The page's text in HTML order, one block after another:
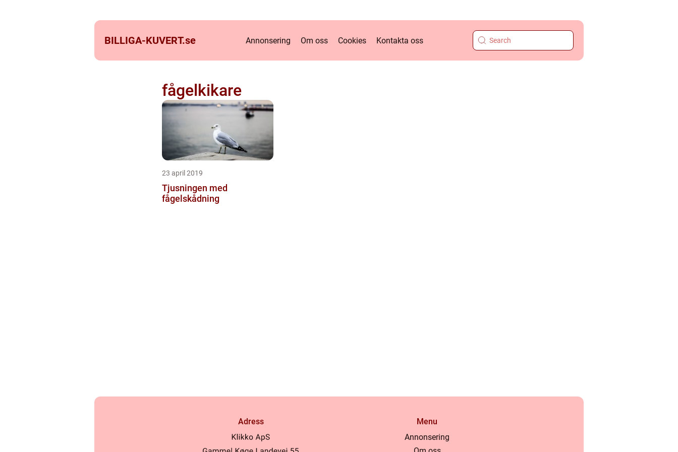
BILLIGA-KUVERT.se Annonsering Om oss Cookies Kontakta oss
fågelkikare
23 april 2019
Tjusningen med
fågelskådning
Adress
Menu
Annonsering